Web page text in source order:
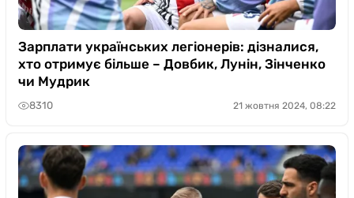
Зарплати українських легіонерів: дізналися,
хто отримує більше – Довбик, Лунін, Зінченко
чи Мудрик
8310 21 жовтня 2024, 08:22